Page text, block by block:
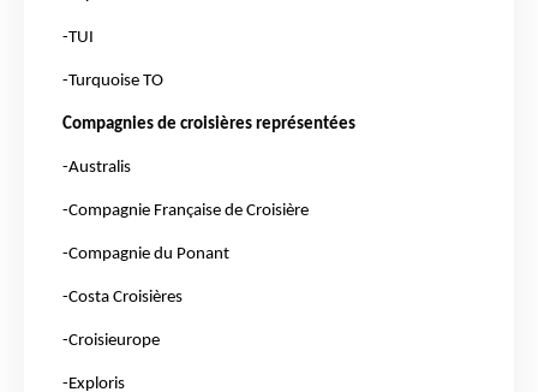
-TUI
-Turquoise TO
Compagnies de croisières représentées
-Australis
-Compagnie Française de Croisière
-Compagnie du Ponant
-Costa Croisières
-Croisieurope
-Exploris